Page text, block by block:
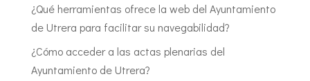
¿Qué herramientas ofrece la web del Ayuntamiento
de Utrera para facilitar su navegabilidad?
¿Cómo acceder a las actas plenarias del
Ayuntamiento de Utrera?